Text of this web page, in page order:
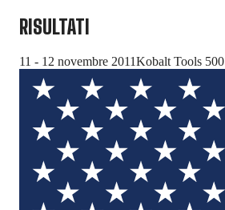
RISULTATI
11 - 12 novembre 2011Kobalt Tools 500